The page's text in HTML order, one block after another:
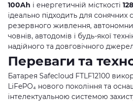
100Ah і енергетичній місткості
ідеально підходить для сонячних
резервного живлення,
човнів, автодомів і будь-якої
надійного та довговічного
Переваги та
Батарея Safecloud FTLF12100
LiFePO₄ нового покоління та
інтелектуальною системою